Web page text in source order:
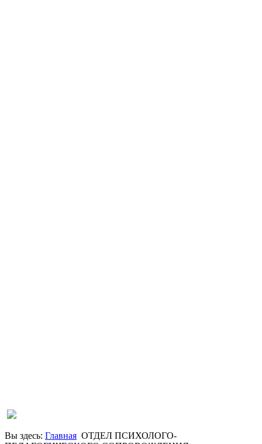
Вы здесь: Главная ОТДЕЛ ПСИХОЛОГО-